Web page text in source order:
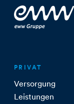
PRIVAT
Versorgung
Leistungen